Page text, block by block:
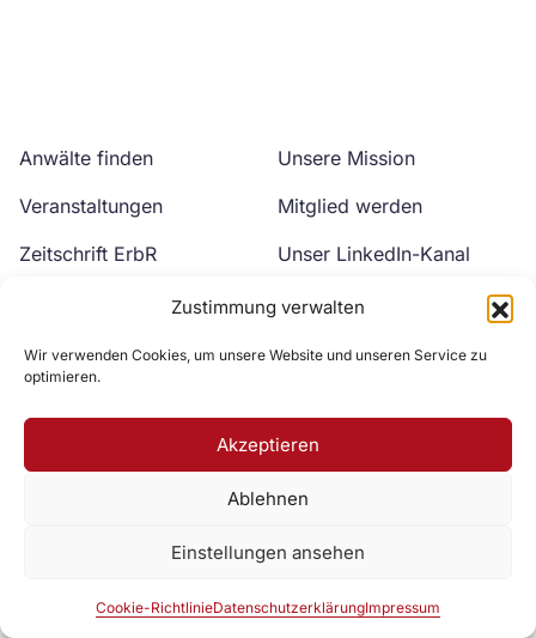
Zustimmung verwalten
Wir verwenden Cookies, um unsere Website und unseren Service zu
optimieren.
Akzeptieren
Ablehnen
Einstellungen ansehen
Cookie-RichtlinieDatenschutzerklärungImpressum
Anwälte finden
Veranstaltungen
Zeitschrift ErbR
Unsere Mission
Mitglied werden
Unser LinkedIn-Kanal
Unser YouTube-Kanal
Zur DAV Webseite